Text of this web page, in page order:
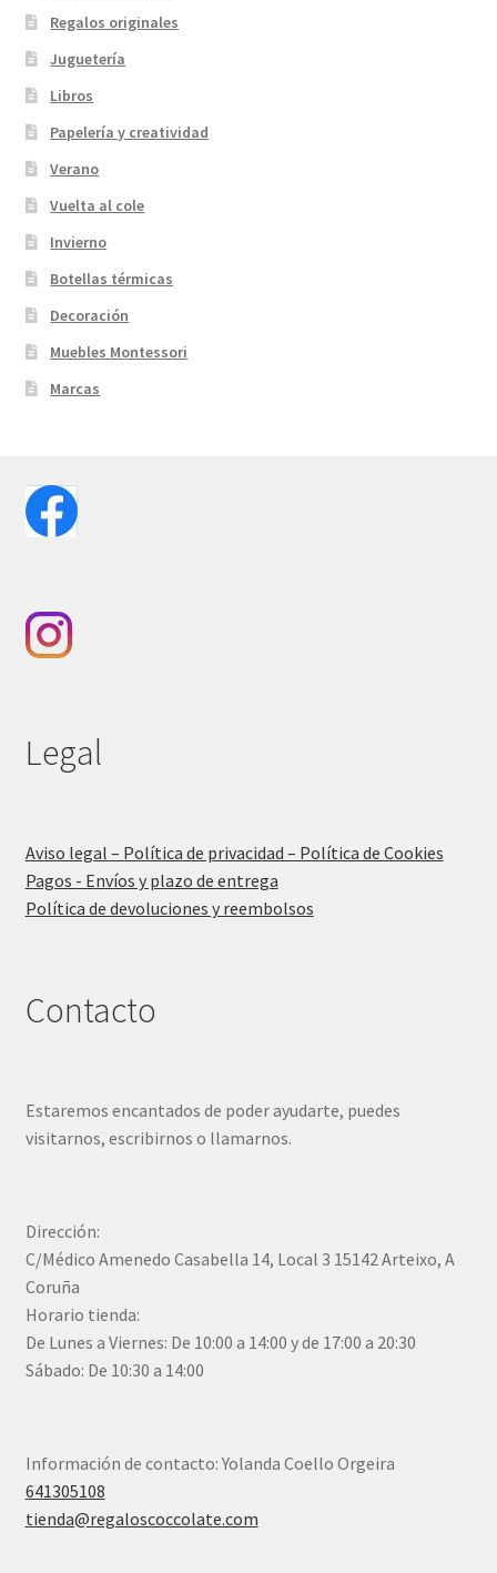
Regalos originales
Juguetería
Libros
Papelería y creatividad
Verano
Vuelta al cole
Invierno
Botellas térmicas
Decoración
Muebles Montessori
Marcas
Legal
Aviso legal – Política de privacidad – Política de Cookies
Pagos - Envíos y plazo de entrega
Política de devoluciones y reembolsos
Contacto
Estaremos encantados de poder ayudarte, puedes
visitarnos, escribirnos o llamarnos.
Dirección:
C/Médico Amenedo Casabella 14, Local 3 15142 Arteixo, A
Coruña
Horario tienda:
De Lunes a Viernes: De 10:00 a 14:00 y de 17:00 a 20:30
Sábado: De 10:30 a 14:00
Información de contacto: Yolanda Coello Orgeira
641305108
tienda@regaloscoccolate.com